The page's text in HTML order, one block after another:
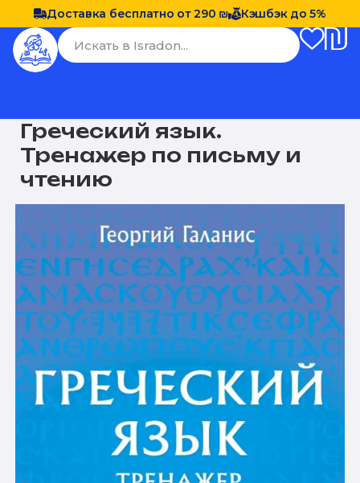
Доставка бесплатно от 290 ₪ Кэшбэк до 5%
Греческий язык.
Тренажер по письму и
чтению